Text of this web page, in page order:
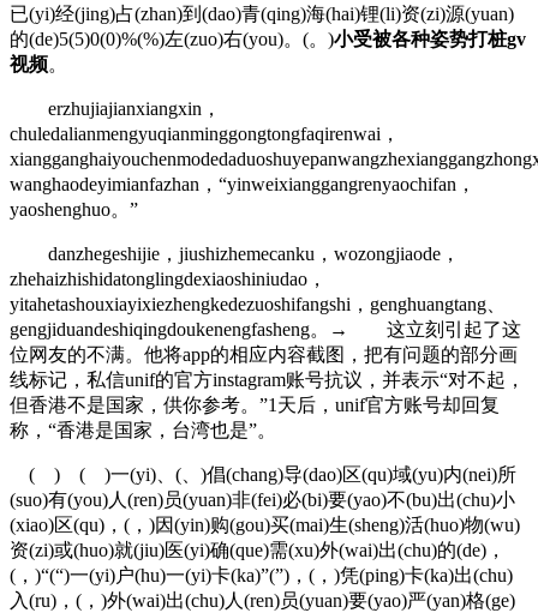
已(yi)经(jing)占(zhan)到(dao)青(qing)海(hai)锂(li)资(zi)源(yuan)
的(de)5(5)0(0)%(%)左(zuo)右(you)。(。)小受被各种姿势打桩gv
视频。
erzhujiajianxiangxin，
chuledalianmengyuqianminggongtongfaqirenwai，
wanghaodeyimianfazhan，“yinweixianggangrenyaochifan，
yaoshenghuo。”
danzhegeshijie，jiushizhemecanku，wozongjiaode，
zhehaizhishidatonglingdexiaoshiniudao，
yitahetashouxiayixiezhengkedezuoshifangshi，genghuangtang、
gengjiduandeshiqingdoukenengfasheng。→ 这立刻引起了这
位网友的不满。他将app的相应内容截图，把有问题的部分画
线标记，私信unif的官方instagram账号抗议，并表示“对不起，
但香港不是国家，供你参考。”1天后，unif官方账号却回复
称，“香港是国家，台湾也是”。
( ) ( )一(yi)、(、)倡(chang)导(dao)区(qu)域(yu)内(nei)所
(suo)有(you)人(ren)员(yuan)非(fei)必(bi)要(yao)不(bu)出(chu)小
(xiao)区(qu)，(，)因(yin)购(gou)买(mai)生(sheng)活(huo)物(wu)
资(zi)或(huo)就(jiu)医(yi)确(que)需(xu)外(wai)出(chu)的(de)，
(，)“(“)一(yi)户(hu)一(yi)卡(ka)”(”)，(，)凭(ping)卡(ka)出(chu)
入(ru)，(，)外(wai)出(chu)人(ren)员(yuan)要(yao)严(yan)格(ge)